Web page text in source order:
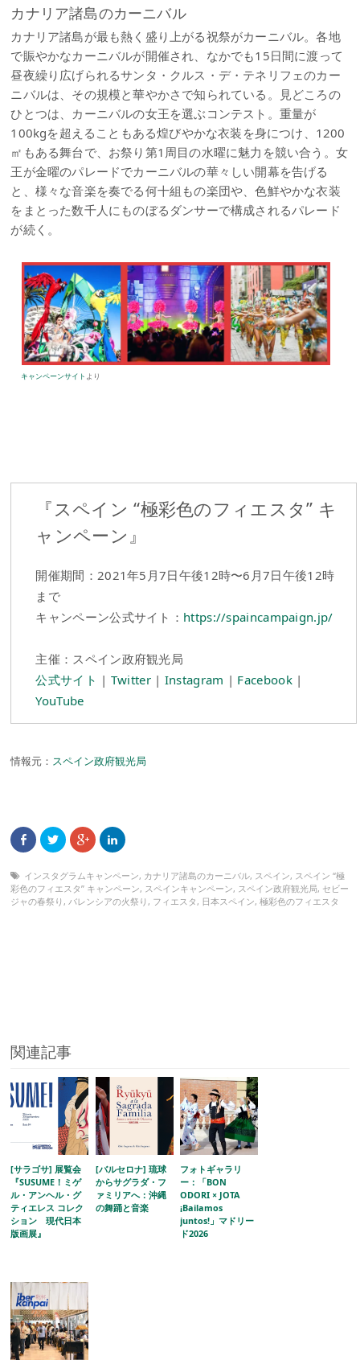
カナリア諸島のカーニバル
カナリア諸島が最も熱く盛り上がる祝祭がカーニバル。各地
で賑やかなカーニバルが開催され、なかでも15日間に渡って
昼夜繰り広げられるサンタ・クルス・デ・テネリフェのカー
ニバルは、その規模と華やかさで知られている。見どころの
ひとつは、カーニバルの女王を選ぶコンテスト。重量が
100kgを超えることもある煌びやかな衣装を身につけ、1200
㎡もある舞台で、お祭り第1周目の水曜に魅力を競い合う。女
王が金曜のパレードでカーニバルの華々しい開幕を告げる
と、様々な音楽を奏でる何十組もの楽団や、色鮮やかな衣装
をまとった数千人にものぼるダンサーで構成されるパレード
が続く。
キャンペーンサイト より
『スペイン “極彩色のフィエスタ” キ
ャンペーン』
開催期間：2021年5月7日午後12時〜6月7日午後12時
まで
キャンペーン公式サイト： https://spaincampaign.jp/
主催：スペイン政府観光局
公式サイト | Twitter| Instagram | Facebook|
YouTube
情報元： スペイン政府観光局
インスタグラムキャンペーン, カナリア諸島のカーニバル, スペイン, スペイン “極
彩色のフィエスタ” キャンペーン, スペインキャンペーン, スペイン政府観光局, セビー
ジャの春祭り , バレンシアの火祭り , フィエスタ , 日本スペイン,極彩色のフィエスタ
関連記事
[サラゴサ] 展覧会
『SUSUME！ミゲ
ル・アンヘル・グ
ティエレス コレク
ション 現代日本
版画展』
[バルセロナ] 琉球
からサグラダ・フ
ァミリアへ：沖縄
の舞踊と音楽
フォトギャラリ
ー：「BON
ODORI × JOTA
¡Bailamos
juntos!」マドリー
ド2026